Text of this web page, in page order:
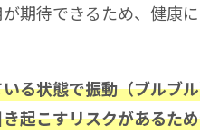
期待できるため、健康
る状態で振動（ブルブ
起こすリスクがあるた